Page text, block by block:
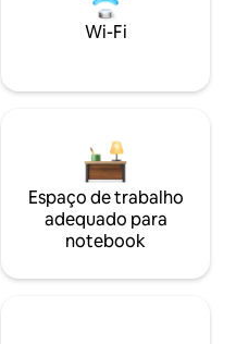
Wi-Fi
Espaço de trabalho
adequado para
notebook